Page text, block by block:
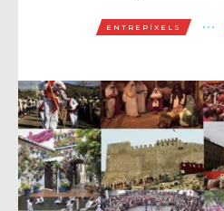
ENTREPÍXELS